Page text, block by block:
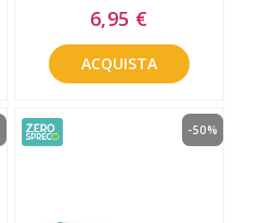
Special
Price
6,95 €
ACQUISTA
-50%